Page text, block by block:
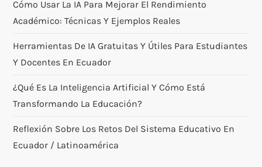
Cómo Usar La IA Para Mejorar El Rendimiento
Académico: Técnicas Y Ejemplos Reales
Herramientas De IA Gratuitas Y Útiles Para Estudiantes
Y Docentes En Ecuador
¿Qué Es La Inteligencia Artificial Y Cómo Está
Transformando La Educación?
Reflexión Sobre Los Retos Del Sistema Educativo En
Ecuador / Latinoamérica